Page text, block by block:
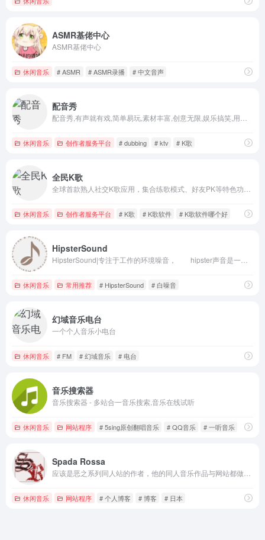
ASMR基佬中心
ASMR基佬中心
休闲音乐 # ASMR # ASMR录播 # 中文音声
配音秀
休闲音乐 创作者服务平台 # dubbing # ktv # K歌
全民K歌
休闲音乐 创作者服务平台 # K歌 # K歌软件 # K歌软件哪个好
HipsterSound
休闲音乐 常用推荐 # HipsterSound # 白噪音
幻域音乐电台
一个个人音乐小电台
休闲音乐 # FM # 幻域音乐 # 电台
音乐搜索器
音乐搜索器 - 多站合一音乐搜索,音乐在线试听
休闲音乐 网站程序 # 5sing原创翻唱音乐 # QQ音乐 # 一听音乐
Spada Rossa
休闲音乐 网站程序 # 个人博客 # 博客 # 日本